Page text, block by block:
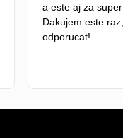
a este aj za
Dakujem este
odporucat!